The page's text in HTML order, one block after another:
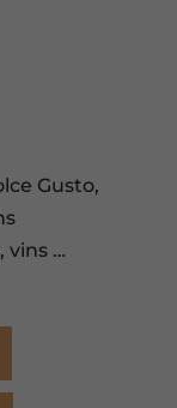
Gusto,
vins …